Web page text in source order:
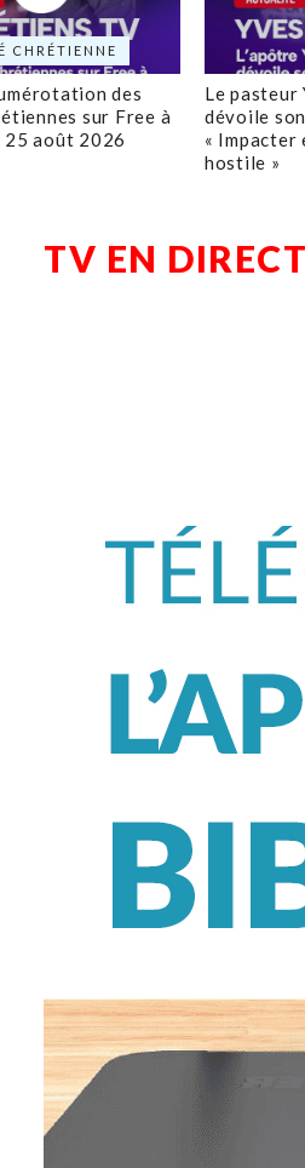
CHRÉTIENNE
des
sur Free à
25 août 2026
Le pasteur
dévoile
« Impacter
hostile »
TV EN DIRECT